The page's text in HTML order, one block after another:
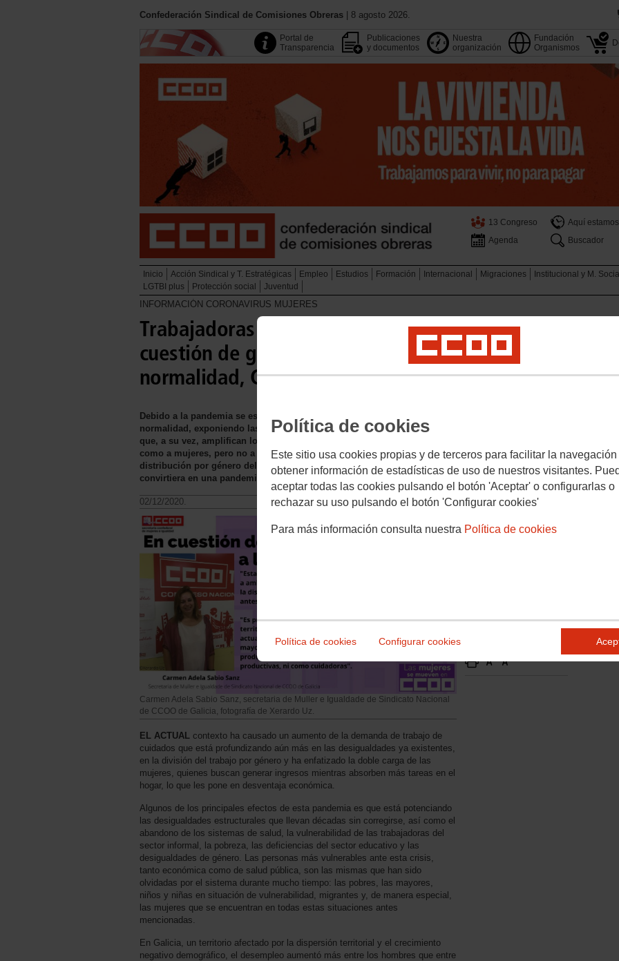
Política de cookies
Este sitio usa cookies propias y de terceros para facilitar la navegación
obtener información de estadísticas de uso de nuestros visitantes.
aceptar todas las cookies pulsando el botón 'Aceptar' o configurarlas o
rechazar su uso pulsando el botón 'Configurar cookies'
Para más información consulta nuestra Política de cookies
Política de cookies Configurar cookies
Confederación Sindical de Comisiones Obreras | 8 agosto 2026.
Portal de
Transparencia
Publicaciones
y documentos
Nuestra
organización
Fundación
Organismos
13 Congreso
Aquí estamos
Agenda
Buscador
Inicio Acción Sindical y T. Estratégicas Empleo Estudios Formación Internacional Migraciones
Institucional y M.
LGTBI plus
Protección social Juventud
INFORMACIÓN CORONAVIRUS MUJERES
Trabajadoras en tiempos del COVID-19: En
cuestión de género no volvamos a la 'vieja'
normalidad, Carmen Adela Sabio Sanz
Debido a la pandemia se están profundizando en las desigualdades que ya existían en la vieja
normalidad, exponiendo las vulnerabilidades de los sistemas sociales, políticos y económicos
que, a su vez, amplifican los impactos de la pandemia. Esta crisis ha afectado tanto a hombres
como a mujeres, pero no a ambos de la misma forma. Había ya grandes desequilibrios en la
distribución por género del trabajo de cuidado no remunerado antes de que el coronavirus se
convirtiera en una pandemia.
02/12/2020.
Carmen Adela Sabio Sanz, secretaria de Muller e Igualdade de Sindicato Nacional
de CCOO de Galicia, fotografía de Xerardo Uz.
EL ACTUAL
contexto ha causado un aumento de la demanda de trabajo de
cuidados que está profundizando aún más en las desigualdades ya existentes,
en la división del trabajo por género y ha enfatizado la doble carga de las
mujeres, quienes buscan generar ingresos mientras absorben más tareas en el
hogar, lo que les pone en desventaja económica.
Algunos de los principales efectos de esta pandemia es que está potenciando
las desigualdades estructurales que llevan décadas sin corregirse, así como el
abandono de los sistemas de salud, la vulnerabilidad de las trabajadoras del
sector informal, la pobreza, las deficiencias del sector educativo y las
desigualdades de género. Las personas más vulnerables ante esta crisis,
tanto económica como de salud pública, son las mismas que han sido
olvidadas por el sistema durante mucho tiempo: las pobres, las mayores,
niños y niñas en situación de vulnerabilidad, migrantes y, de manera especial,
las mujeres que se encuentran en todas estas situaciones antes
mencionadas.
En Galicia, un territorio afectado por la dispersión territorial y el crecimiento
negativo demográfico, el desempleo aumentó más entre los hombres que entre